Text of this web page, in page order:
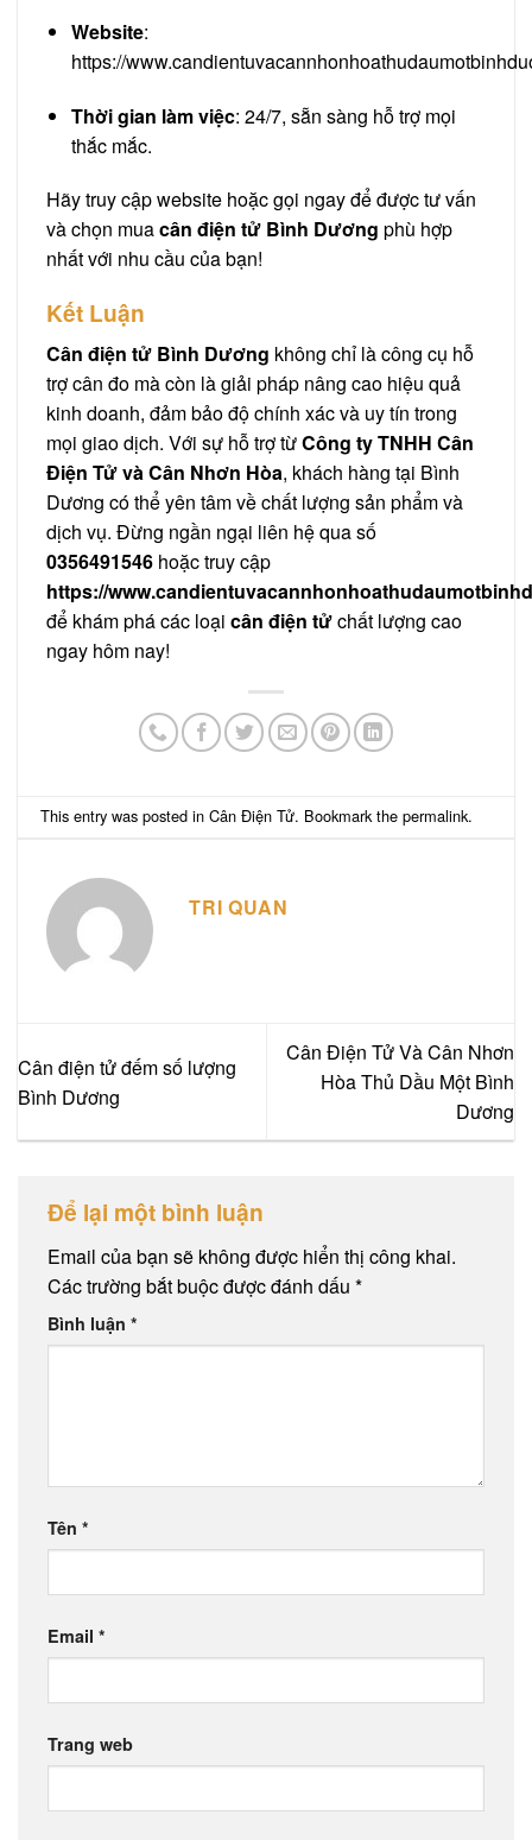
Website:
https://
Thời gian làm việc: 24/7, sẵn sàng hỗ trợ mọi
thắc mắc.
Hãy truy cập website hoặc gọi ngay để được tư vấn
và chọn muacân điện tử Bình Dương phù hợp
nhất với nhu cầu của bạn!
Kết Luận
Cân điện tử Bình Dương không chỉ là công cụ hỗ
trợ cân đo mà còn là giải pháp nâng cao hiệu quả
kinh doanh, đảm bảo độ chính xác và uy tín trong
mọi giao dịch. Với sự hỗ trợ từCông ty TNHH Cân
Điện Tử và Cân Nhơn Hòa, khách hàng tại Bình
Dương có thể yên tâm về chất lượng sản phẩm và
dịch vụ. Đừng ngần ngại liên hệ qua số
0356491546 hoặc truy cập
https://
để khám phá các loại cân điện tửchất lượng cao
ngay hôm nay!
This entry was posted inCân Điện Tử. Bookmark thepermalink.
TRI QUAN
Cân điện tử đếm số lượng
Bình Dương
Cân Điện Tử Và Cân Nhơn
Hòa Thủ Dầu Một Bình
Dương
Để lại một bình luận
Email của bạn sẽ không được hiển thị công khai.
Các trường bắt buộc được đánh dấu *
Bình luận *
Tên *
Email *
Trang web